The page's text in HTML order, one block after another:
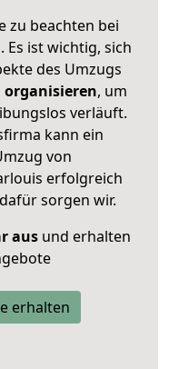
zu beachten bei
Es ist wichtig, sich
des Umzugs
organisieren, um
verläuft.
kann ein
von
erfolgreich
sorgen wir.
ausund erhalten
erhalten